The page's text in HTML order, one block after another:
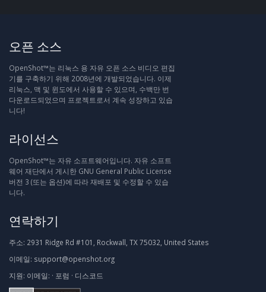
오픈 소스
OpenShot™는 리눅스 용 자유 오픈 소스 비디오 편집
기를 구축하기 위해 2008년에 개발되었습니다. 이제
리눅스, 맥 및 윈도에서 사용할 수 있으며, 수백만 번
다운로드되었으며 프로젝트로서 계속 성장하고 있습
니다!
라이선스
OpenShot™는 자유 소프트웨어입니다. 자유 소프트
웨어 재단에서 게시한 GNU General Public License
버전 3 (또는 옵션)에 따라 재배포 및 수정할 수 있습
니다.
연락하기
주소: 2931 Ridge Rd #101, Rockwall, TX 75032, United States
이메일: support@openshot.org
지원: 이메일: · 포럼 · 디스코드